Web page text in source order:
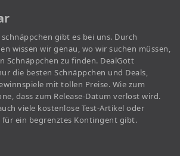
gibt es bei uns. Durch
wissen wir genau, wo wir suchen müssen,
Schnäppchen zu finden. DealGott
die besten Schnäppchen und Deals,
mit tollen Preise. Wie zum
dass zum Release-Datum verlost wird.
viele kostenlose Test-Artikel oder
für ein begrenztes Kontingent gibt.